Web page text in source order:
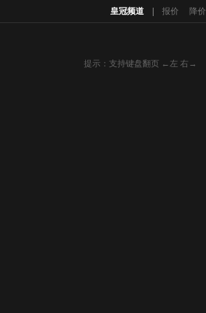
皇冠频道 报价 降价
提示：支持键盘翻页 ←左 右→